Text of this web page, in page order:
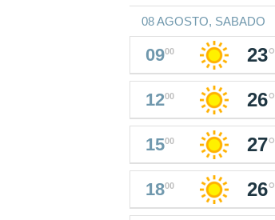
08 AGOSTO, SABADO
0900 23°
1200 26°
1500 27°
1800 26°